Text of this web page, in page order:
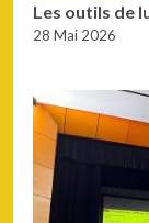
Les outils de
28 Mai 2026